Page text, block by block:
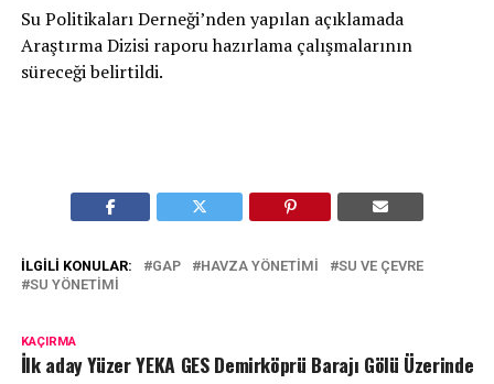
Su Politikaları Derneği’nden yapılan açıklamada
Araştırma Dizisi raporu hazırlama çalışmalarının
süreceği belirtildi.
İLGILI KONULAR: GAP HAVZA YÖNETIMI
SU VE ÇEVRE
SU YÖNETIMI
KAÇIRMA
İlk aday Yüzer YEKA GES Demirköprü Barajı Gölü Üzerinde